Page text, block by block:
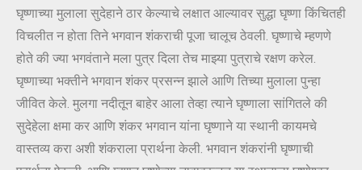
घृष्णाच्या मुलाला सुदेहाने ठार केल्याचे लक्षात आल्यावर सुद्धा घृष्णा किंचितही
विचलीत न होता तिने भगवान शंकराची पूजा चालूच ठेवली. घृष्णाचे म्हणणे
होते की ज्या भगवंताने मला पुत्र दिला तेच माझ्या पुत्राचे रक्षण करेल.
घृष्णाच्या भक्तीने भगवान शंकर प्रसन्न झाले आणि तिच्या मुलाला पुन्हा
जीवित केले. मुलगा नदीतून बाहेर आला तेव्हा त्याने घृष्णाला सांगितले की
सुदेहेला क्षमा कर आणि शंकर भगवान यांना घृष्णाने या स्थानी कायमचे
वास्तव्य करा अशी शंकराला प्रार्थना केली. भगवान शंकरांनी घृष्णाची